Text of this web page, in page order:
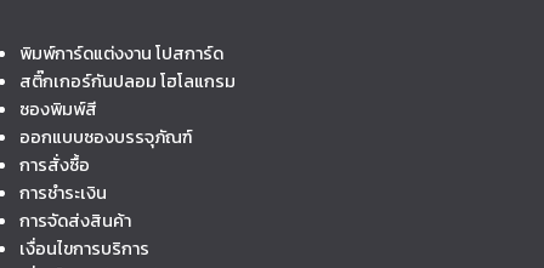
พิมพ์การ์ดแต่งงาน โปสการ์ด
สติ๊กเกอร์กันปลอม โฮโลแกรม
ซองพิมพ์สี
ออกแบบซองบรรจุภัณฑ์
การสั่งซื้อ
การชำระเงิน
การจัดส่งสินค้า
เงื่อนไขการบริการ